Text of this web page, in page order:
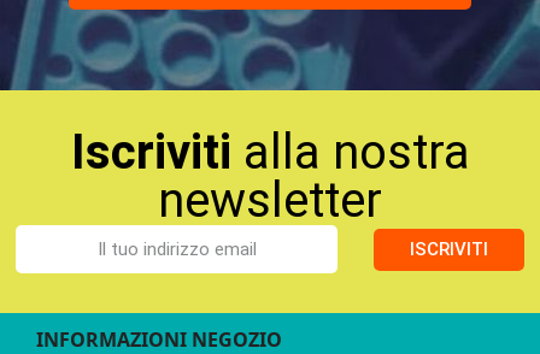
Iscriviti alla nostra
newsletter
ISCRIVITI
INFORMAZIONI NEGOZIO